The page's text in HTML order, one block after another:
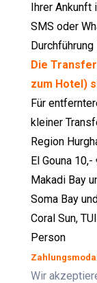
Ihrer Ankunft
SMS oder
Die
zum Hotel)
Für
kleiner
Region
El Gouna
Makadi Bay
Soma Bay
Coral Sun,
Person
Wir